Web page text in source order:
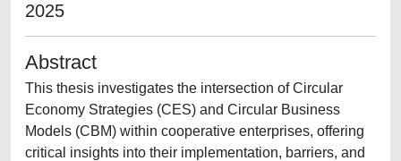
2025
Abstract
This thesis investigates the intersection of Circular
Economy Strategies (CES) and Circular Business
Models (CBM) within cooperative enterprises, offering
critical insights into their implementation, barriers, and